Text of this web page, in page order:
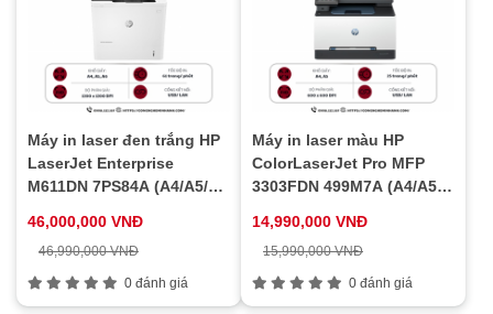
Máy in laser đen trắng HP
LaserJet Enterprise
M611DN 7PS84A (A4/A5/
46,000,000 VNĐ
46,990,000 VNĐ
0 đánh giá
Máy in laser màu HP
ColorLaserJet Pro MFP
3303FDN 499M7A (A4/A5/
14,990,000 VNĐ
15,990,000 VNĐ
0 đánh giá